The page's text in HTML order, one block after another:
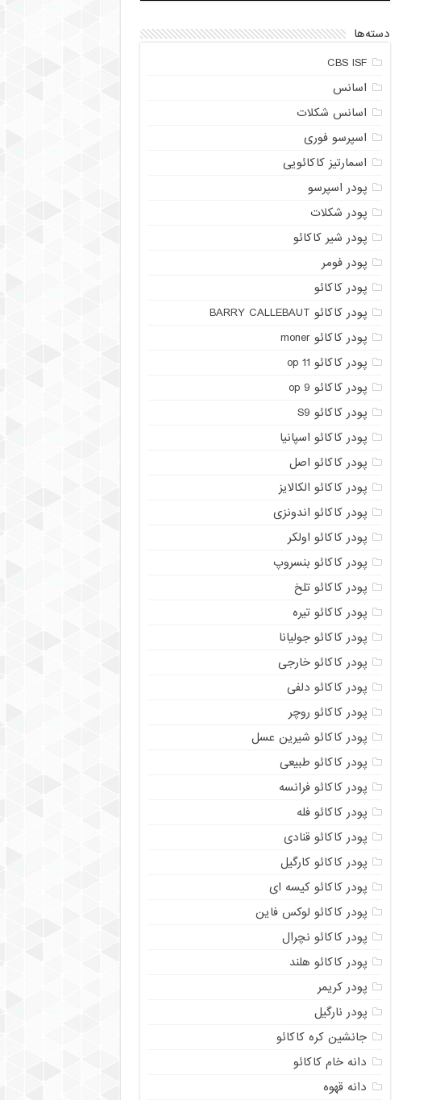
دسته‌ها
CBS ISF
اسانس
اسانس شکلات
اسپرسو فوری
اسمارتیز کاکائویی
پودر اسپرسو
پودر شکلات
پودر شیر کاکائو
پودر فومر
پودر کاکائو
پودر کاکائو BARRY CALLEBAUT
پودر کاکائو moner
پودر کاکائو op 11
پودر کاکائو op 9
پودر کاکائو S9
پودر کاکائو اسپانیا
پودر کاکائو اصل
پودر کاکائو الکالایز
پودر کاکائو اندونزی
پودر کاکائو اولکر
پودر کاکائو بنسروپ
پودر کاکائو تلخ
پودر کاکائو تیره
پودر کاکائو جولیانا
پودر کاکائو خارجی
پودر کاکائو دلفی
پودر کاکائو روچر
پودر کاکائو شیرین عسل
پودر کاکائو طبیعی
پودر کاکائو فرانسه
پودر کاکائو فله
پودر کاکائو قنادی
پودر کاکائو کارگیل
پودر کاکائو کیسه ای
پودر کاکائو لوکس فاین
پودر کاکائو نچرال
پودر کاکائو هلند
پودر کریمر
پودر نارگیل
جانشین کره کاکائو
دانه خام کاکائو
دانه قهوه